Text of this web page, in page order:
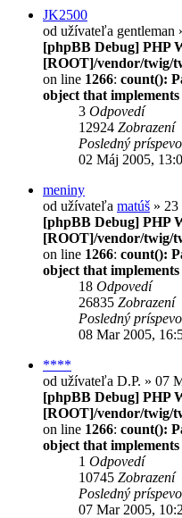
JK2500
od užívateľa gentleman
[phpBB Debug] PHP
[ROOT]/vendor/twig/
on line 1266: count():
object that
3 Odpovedí
12924 Zobrazení
Posledný
02 Máj 2005,
meniny
od užívateľa matúš » 23
[phpBB Debug] PHP
[ROOT]/vendor/twig/
on line 1266: count():
object that
18 Odpovedí
26835 Zobrazení
Posledný
08 Mar 2005,
****
od užívateľa D.P. » 07
[phpBB Debug] PHP
[ROOT]/vendor/twig/
on line 1266: count():
object that
1 Odpovedí
10745 Zobrazení
Posledný
07 Mar 2005,